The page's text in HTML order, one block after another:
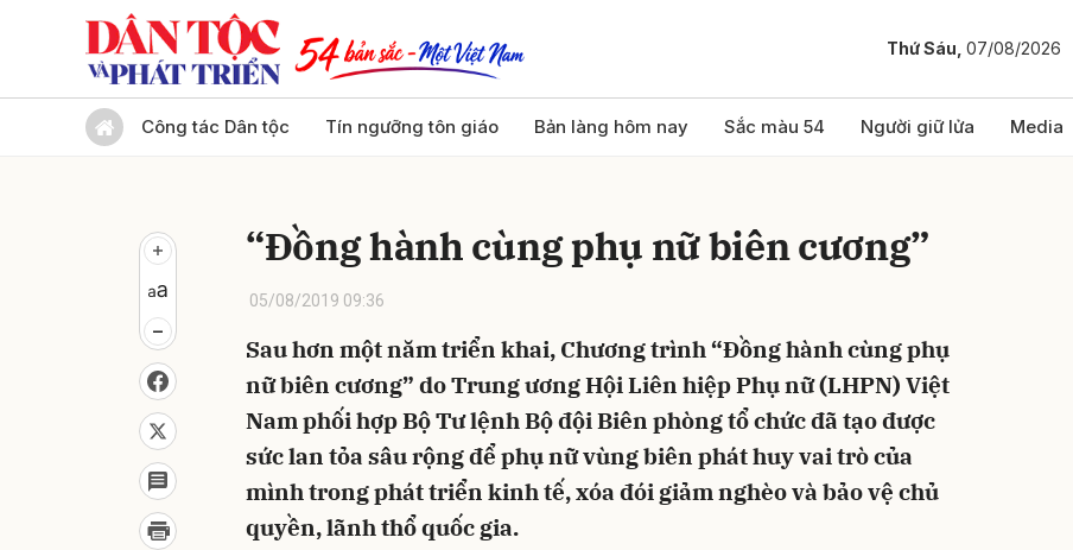
Thứ Sáu, 07/08/2026
Công tác Dân tộc Tín ngưỡng tôn giáo Bản làng hôm nay Sắc màu 54 Người giữ lửa Media
“Đồng hành cùng phụ nữ biên cương”
05/08/2019 09:36
Sau hơn một năm triển khai, Chương trình “Ðồng hành cùng phụ
nữ biên cương” do Trung ương Hội Liên hiệp Phụ nữ (LHPN) Việt
Nam phối hợp Bộ Tư lệnh Bộ đội Biên phòng tổ chức đã tạo được
sức lan tỏa sâu rộng để phụ nữ vùng biên phát huy vai trò của
mình trong phát triển kinh tế, xóa đói giảm nghèo và bảo vệ chủ
quyền, lãnh thổ quốc gia.
Gửi bình luận
Hủy